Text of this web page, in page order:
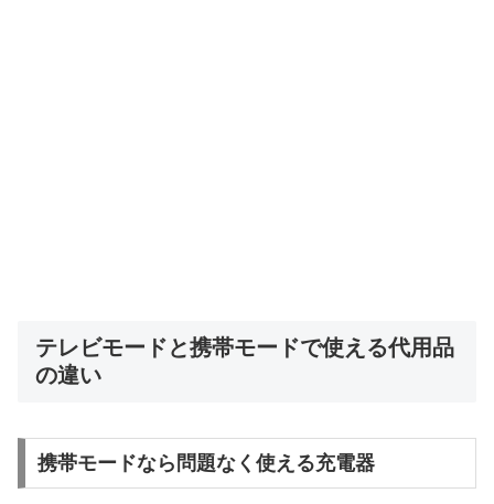
テレビモードと携帯モードで使える代用品
の違い
携帯モードなら問題なく使える充電器